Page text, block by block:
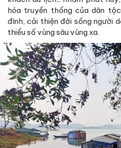
hóa truyền thống của dân
đình, cải thiện đời sống người
thiểu số vùng sâu vùng xa.